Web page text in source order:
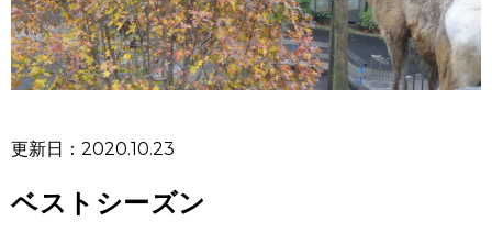
更新日：2020.10.23
ベストシーズン